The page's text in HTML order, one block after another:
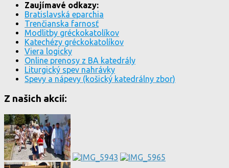
Zaujímavé odkazy:
Bratislavská eparchia
Trenčianska farnosť
Modlitby gréckokatolíkov
Katechézy gréckokatolíkov
Viera logicky
Online prenosy z BA katedrály
Liturgický spev nahrávky
Spevy a nápevy (košický katedrálny zbor)
Z našich akcií: